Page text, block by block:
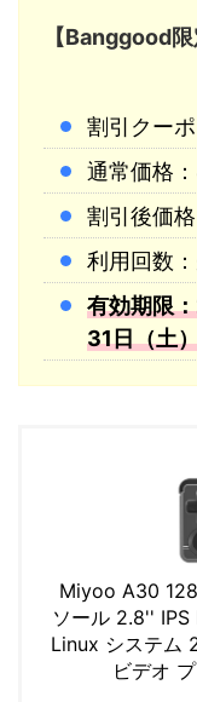
【Banggood
割引クー
通常価格
割引後価格
利用回数
有効期限
31日（土
Miyoo A30
ソール 2.8'' IPS
Linux システム
ビデオ